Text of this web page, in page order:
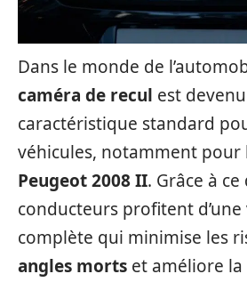
Dans le monde de
caméra de recul est
caractéristique standard
véhicules, notamment pour
Peugeot 2008 II. Grâce à
conducteurs profitent d’une
complète qui minimise les
angles morts et améliore la